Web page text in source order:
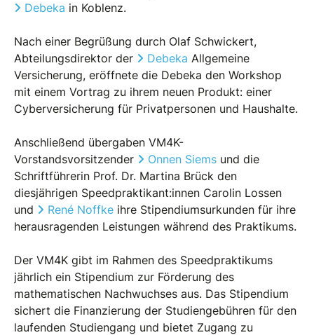
Debeka in Koblenz.
Nach einer Begrüßung durch Olaf Schwickert,
Abteilungsdirektor der
Debeka Allgemeine
Versicherung, eröffnete die Debeka den Workshop
mit einem Vortrag zu ihrem neuen Produkt: einer
Cyberversicherung für Privatpersonen und Haushalte.
Anschließend übergaben VM4K-
Vorstandsvorsitzender
Onnen Siems und die
Schriftführerin Prof. Dr. Martina Brück den
diesjährigen Speedpraktikant:innen Carolin Lossen
und
René Noffke ihre Stipendiumsurkunden für ihre
herausragenden Leistungen während des Praktikums.
Der VM4K gibt im Rahmen des Speedpraktikums
jährlich ein Stipendium zur Förderung des
mathematischen Nachwuchses aus. Das Stipendium
sichert die Finanzierung der Studiengebühren für den
laufenden Studiengang und bietet Zugang zu